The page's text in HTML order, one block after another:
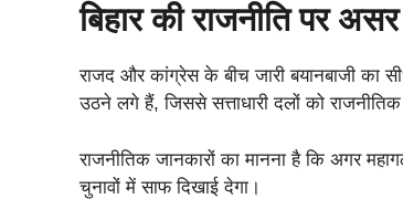
बिहार की राजनीति पर असर
राजद और कांग्रेस के बीच जारी बयानबाजी का
उठने लगे हैं, जिससे सत्ताधारी दलों को
राजनीतिक जानकारों का मानना है कि अगर
चुनावों में साफ दिखाई देगा।